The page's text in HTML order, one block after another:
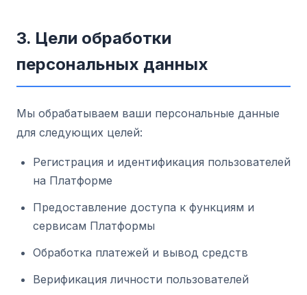
3. Цели обработки
персональных данных
Мы обрабатываем ваши персональные данные
для следующих целей:
Регистрация и идентификация пользователей
на Платформе
Предоставление доступа к функциям и
сервисам Платформы
Обработка платежей и вывод средств
Верификация личности пользователей